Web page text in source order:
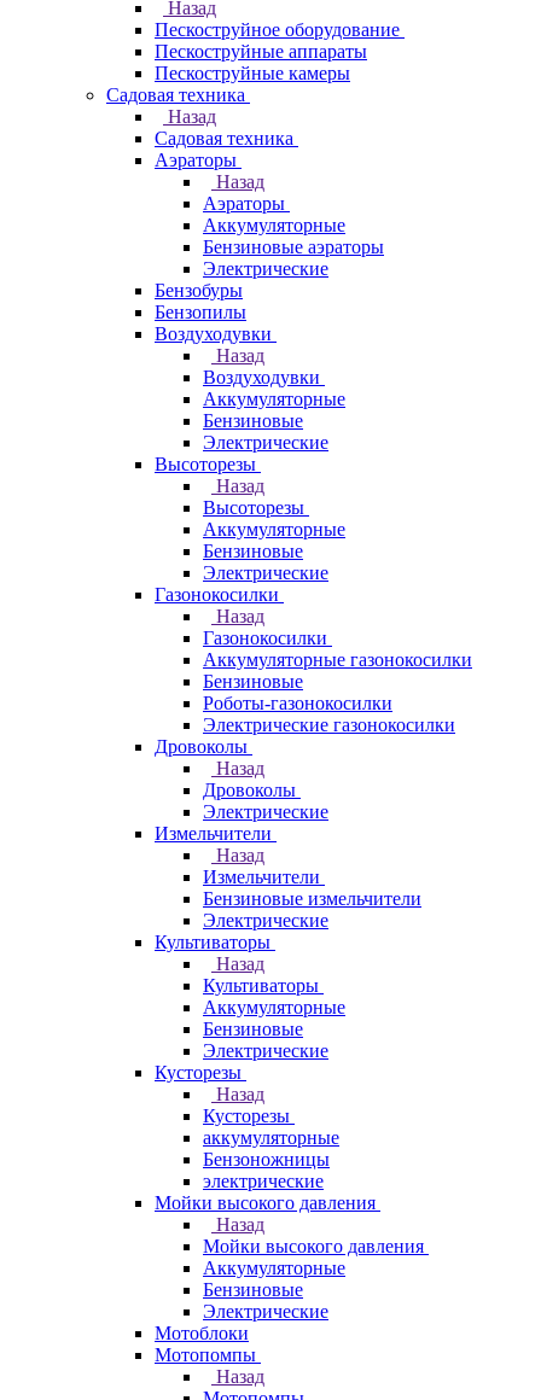
Назад
Пескоструйное оборудование
Пескоструйные аппараты
Пескоструйные камеры
Садовая техника
Назад
Садовая техника
Аэраторы
Назад
Аэраторы
Аккумуляторные
Бензиновые аэраторы
Электрические
Бензобуры
Бензопилы
Воздуходувки
Назад
Воздуходувки
Аккумуляторные
Бензиновые
Электрические
Высоторезы
Назад
Высоторезы
Аккумуляторные
Бензиновые
Электрические
Газонокосилки
Назад
Газонокосилки
Аккумуляторные газонокосилки
Бензиновые
Роботы-газонокосилки
Электрические газонокосилки
Дровоколы
Назад
Дровоколы
Электрические
Измельчители
Назад
Измельчители
Бензиновые измельчители
Электрические
Культиваторы
Назад
Культиваторы
Аккумуляторные
Бензиновые
Электрические
Кусторезы
Назад
Кусторезы
аккумуляторные
Бензоножницы
электрические
Мойки высокого давления
Назад
Мойки высокого давления
Аккумуляторные
Бензиновые
Электрические
Мотоблоки
Мотопомпы
Назад